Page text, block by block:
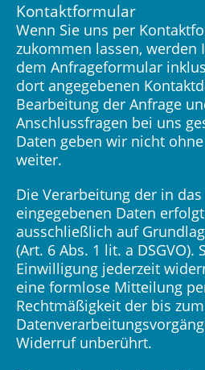
Kontaktformular
Wenn Sie uns per
zukommen lassen, werden
dem Anfrageformular
dort angegebenen
Bearbeitung der Anfrage
Anschlussfragen bei uns
Daten geben wir nicht
weiter.
Die Verarbeitung der in
eingegebenen Daten
ausschließlich auf
(Art. 6 Abs. 1 lit. a DSGVO).
Einwilligung jederzeit
eine formlose Mitteilung
Rechtmäßigkeit der bis
Widerruf unberührt.